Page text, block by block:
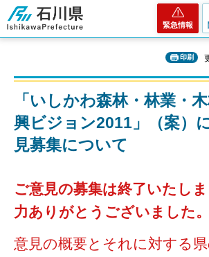
石川県
緊急情報
印刷
「いしかわ森林・林業・
興ビジョン2011」（案）
見募集について
ご意見の募集は終了いたし
力ありがとうございました。
意見の概要とそれに対する